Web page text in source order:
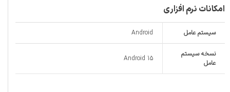
امکانات نرم افزاری
سیستم عامل Android
نسخه سیستم
عامل
Android 15